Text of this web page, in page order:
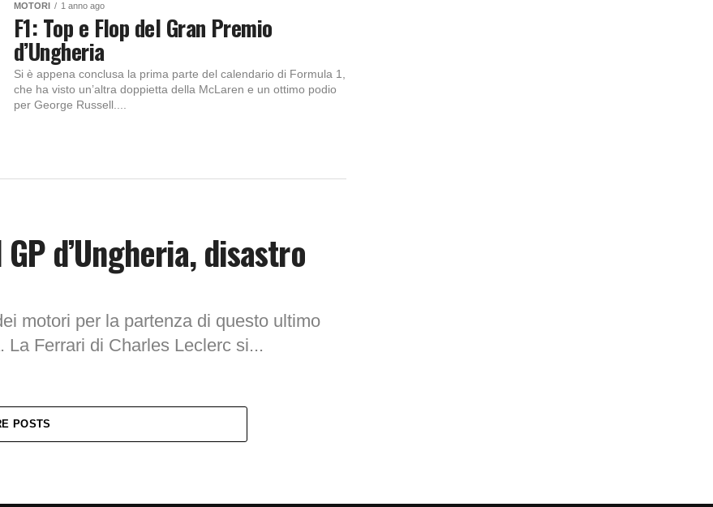
MOTORI 1 anno ago
F1: Top e Flop del Gran Premio
d’Ungheria
Si è appena conclusa la prima parte del calendario di Formula 1,
che ha visto un’altra doppietta della McLaren e un ottimo podio
per George Russell....
d’Ungheria, disastro
motori per la partenza di questo ultimo
Ferrari di Charles Leclerc si...
POSTS